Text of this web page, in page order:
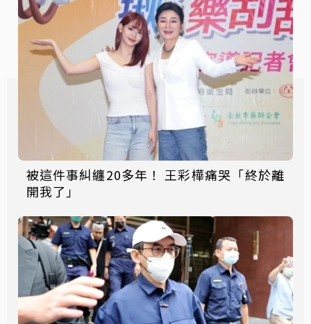
被這件事糾纏20多年！ 王彩樺痛哭「終於離
開我了」